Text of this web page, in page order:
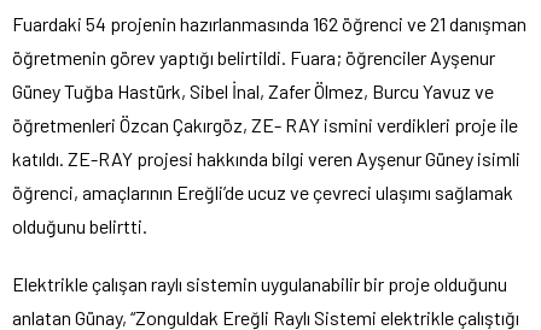
Fuardaki 54 projenin hazırlanmasında 162 öğrenci ve 21 danışman
öğretmenin görev yaptığı belirtildi. Fuara; öğrenciler Ayşenur
Güney Tuğba Hastürk, Sibel İnal, Zafer Ölmez, Burcu Yavuz ve
öğretmenleri Özcan Çakırgöz, ZE- RAY ismini verdikleri proje ile
katıldı. ZE-RAY projesi hakkında bilgi veren Ayşenur Güney isimli
öğrenci, amaçlarının Ereğli’de ucuz ve çevreci ulaşımı sağlamak
olduğunu belirtti.
Elektrikle çalışan raylı sistemin uygulanabilir bir proje olduğunu
anlatan Günay, “Zonguldak Ereğli Raylı Sistemi elektrikle çalıştığı